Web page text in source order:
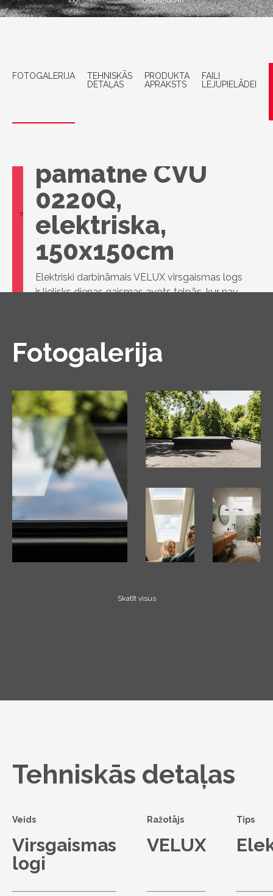
FOTOGALERIJA
TEHNISKĀS
DETAĻAS
PRODUKTA
APRAKSTS
FAILI
LEJUPIELĀDEI
VELUX
pamatne CVU
0220Q,
elektriska,
150x150cm
Elektriski darbināmais VELUX virsgaismas logs
ir lielisks dienas gaismas avots telpās, kur nav
Fotogalerija
Skatīt visus
Tehniskās detaļas
Veids
Virsgaismas
logi
Ražotājs
VELUX
Tips